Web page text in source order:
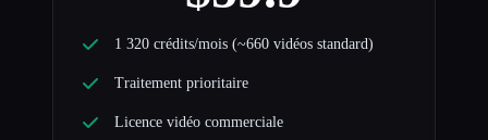
1 320 crédits/mois (~660 vidéos standard)
Traitement prioritaire
Licence vidéo commerciale